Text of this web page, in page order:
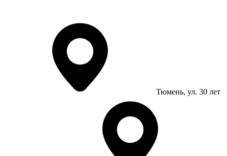
Тюмень, ул. 30 лет